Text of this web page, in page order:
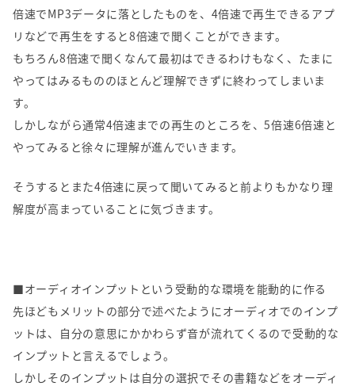
倍速でMP3データに落としたものを、4倍速で再生できるアプ
リなどで再生をすると8倍速で聞くことができます。
もちろん8倍速で聞くなんて最初はできるわけもなく、たまに
やってはみるもののほとんど理解できずに終わってしまいま
す。
しかしながら通常4倍速までの再生のところを、5倍速6倍速と
やってみると徐々に理解が進んでいきます。
そうするとまた4倍速に戻って聞いてみると前よりもかなり理
解度が高まっていることに気づきます。
■オーディオインプットという受動的な環境を能動的に作る
先ほどもメリットの部分で述べたようにオーディオでのインプ
ットは、自分の意思にかかわらず音が流れてくるので受動的な
インプットと言えるでしょう。
しかしそのインプットは自分の選択でその書籍などをオーディ